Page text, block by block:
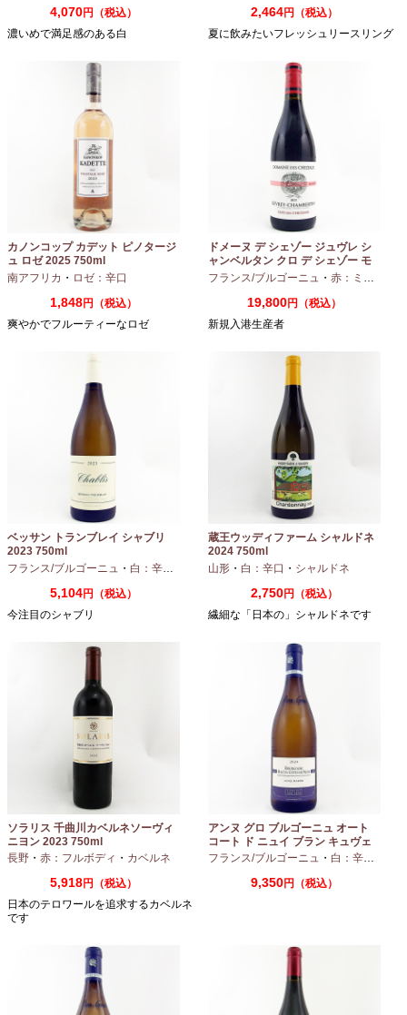
4,070円（税込）
濃いめで満足感のある白
2,464円（税込）
夏に飲みたいフレッシュリースリング
カノンコップ カデット ピノタージ
ュ ロゼ 2025 750ml
南アフリカ ・ ロゼ：辛口
1,848円（税込）
爽やかでフルーティーなロゼ
ドメーヌ デ シェゾー ジュヴレ シ
ャンベルタン クロ デ シェゾー モ
ノポール 2023 750ml
フランス/ブルゴーニュ ・ 赤：ミディアムボディ
19,800円（税込）
新規入港生産者
ベッサン トランブレイ シャブリ
2023 750ml
フランス/ブルゴーニュ ・ 白：辛口 シャルドネ
5,104円（税込）
今注目のシャブリ
蔵王ウッディファーム シャルドネ
2024 750ml
山形 ・ 白：辛口 ・ シャルドネ
2,750円（税込）
繊細な「日本の」シャルドネです
ソラリス 千曲川カベルネソーヴィ
ニヨン 2023 750ml
長野 ・ 赤：フルボディ ・ カベルネ
5,918円（税込）
日本のテロワールを追求するカベルネ
です
アンヌ グロ ブルゴーニュ オート
コート ド ニュイ ブラン キュヴェ
マリーヌ 2024 750ml
フランス/ブルゴーニュ ・ 白：辛口
9,350円（税込）